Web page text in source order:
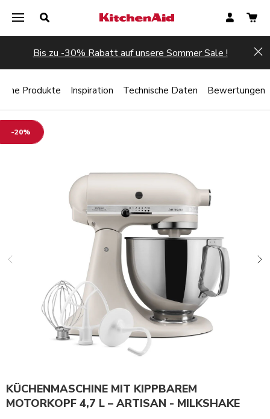
Bis zu -30% Rabatt auf unsere Sommer Sale !
-20%
KÜCHENMASCHINE MIT KIPPBAREM
MOTORKOPF 4,7 L – ARTISAN - MILKSHAKE
Produkte Inspiration Technische Daten Bewertungen